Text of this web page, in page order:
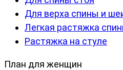
Для верха спины и
Легкая растяжка
Растяжка на стуле
План для женщин